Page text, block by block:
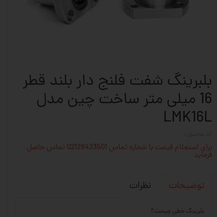
بلبرینگ شفت فلنج دار بلند قطر
16 میلی متر ساخت چین مدل
LMK16L
برای استعلام قیمت با شماره تماس 02128423501 تماس حاصل
فرماید
توضیحات نظرات
بلبرینگ خطی چیست؟